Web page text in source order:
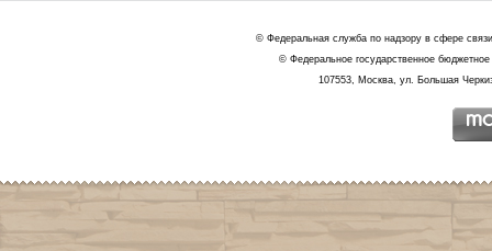
© Федеральная служба по надзору в сфере
© Федеральное государственное
107553, Москва, ул. Большая